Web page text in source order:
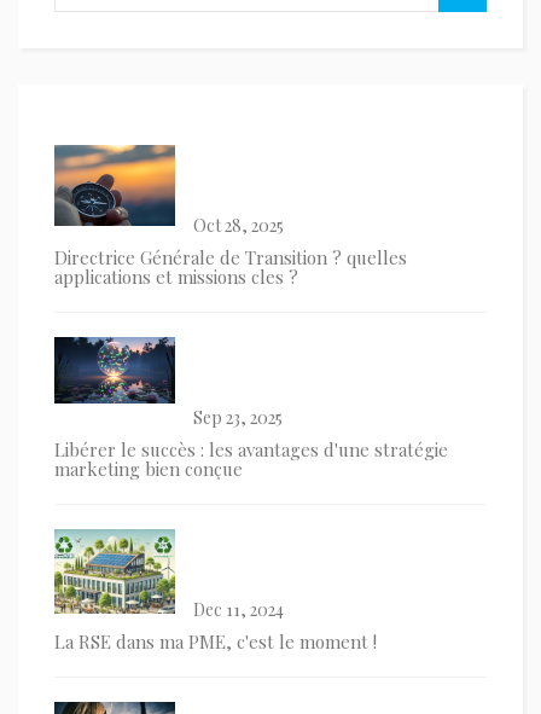
Oct 28, 2025
Directrice Générale de Transition ? quelles
applications et missions cles ?
Sep 23, 2025
Libérer le succès : les avantages d'une stratégie
marketing bien conçue
Dec 11, 2024
La RSE dans ma PME, c'est le moment !